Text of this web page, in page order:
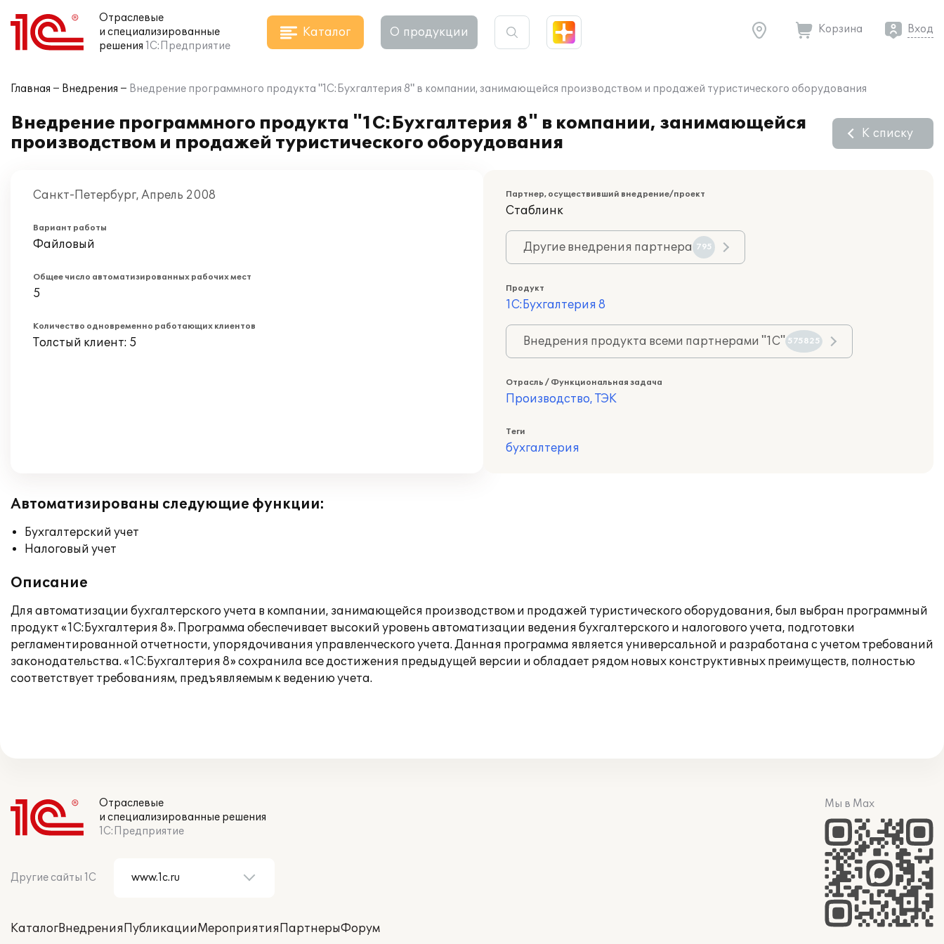
Отраслевые
и специализированные
решения 1С:Предприятие
Каталог О продукции Корзина Вход
Главная Внедрения Внедрение программного продукта "1С:Бухгалтерия 8" в компании, занимающейся производством и продажей туристического оборудования
Внедрение программного продукта "1С:Бухгалтерия 8" в компании, занимающейся
производством и продажей туристического оборудования
К списку
Санкт-Петербург, Апрель 2008
Вариант работы
Файловый
Общее число автоматизированных рабочих мест
5
Количество одновременно работающих клиентов
Толстый клиент: 5
Партнер, осуществивший внедрение/проект
Стаблинк
Другие внедрения партнера 795
Продукт
1С:Бухгалтерия 8
Внедрения продукта всеми партнерами "1С" 575825
Отрасль / Функциональная задача
Производство, ТЭК
Теги
бухгалтерия
Автоматизированы следующие функции:
Бухгалтерский учет
Налоговый учет
Описание
Для автоматизации бухгалтерского учета в компании, занимающейся производством и продажей туристического оборудования, был выбран программный
продукт «1С:Бухгалтерия 8». Программа обеспечивает высокий уровень автоматизации ведения бухгалтерского и налогового учета, подготовки
регламентированной отчетности, упорядочивания управленческого учета. Данная программа является универсальной и разработана с учетом требований
законодательства. «1С:Бухгалтерия 8» сохранила все достижения предыдущей версии и обладает рядом новых конструктивных преимуществ, полностью
соответствует требованиям, предъявляемым к ведению учета.
Отраслевые
и специализированные решения
1С:Предприятие
Другие сайты 1С
КаталогВнедренияПубликацииМероприятияПартнерыФорум
Мы в Max